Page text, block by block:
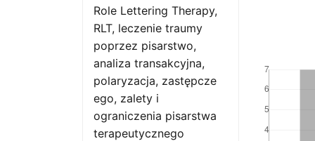
Role Lettering Therapy,
RLT, leczenie traumy
poprzez pisarstwo,
analiza transakcyjna,
polaryzacja, zastępcze
ego, zalety i
ograniczenia pisarstwa
terapeutycznego